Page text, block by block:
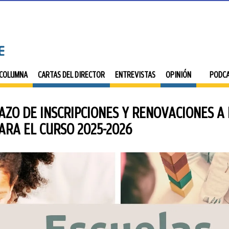
CARTAS DEL DIRECTOR ENTREVISTAS OPINIÓN
DE INSCRIPCIONES Y RENOVACIONES A
EL CURSO 2025-2026